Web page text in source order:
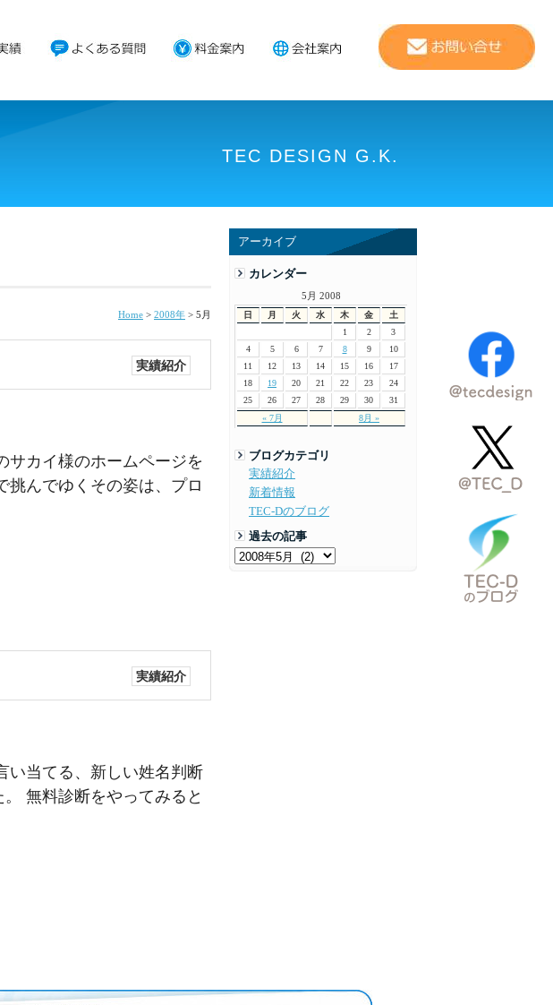
TEC DESIGN G.K.
アーカイブ
カレンダー
5月 2008
日 月 火 水 木 金 土
« 7月 8月 »
1 2
3
4
5 6 7 8 9
10
11
12 13 14 15 16
17
18
19 20 21 22 23
24
25
26 27 28 29 30 31
ブログカテゴリ
実績紹介
新着情報
TEC-Dのブログ
過去の記事
Home > 2008年 > 5月
実績紹介
サカイ様のホームページを
挑んでゆくその姿は、プロ
実績紹介
い当てる、新しい姓名判断
無料診断をやってみると